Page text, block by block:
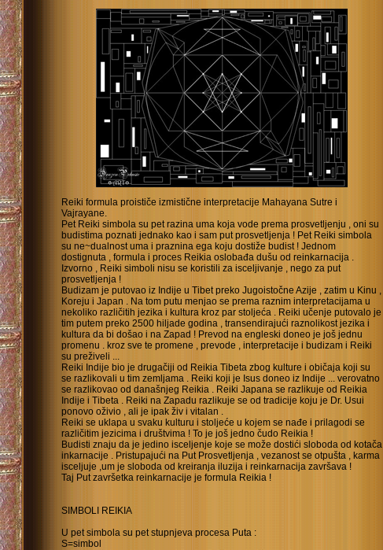
Reiki formula proističe izmistične interpretacije Mahayana Sutre i
Vajrayane.
Pet Reiki simbola su pet razina uma koja vode prema prosvetljenju , oni su
budistima poznati jednako kao i sam put prosvetljenja ! Pet Reiki simbola
su ne~dualnost uma i praznina ega koju dostiže budist ! Jednom
dostignuta , formula i proces Reikia oslobađa dušu od reinkarnacija .
Izvorno , Reiki simboli nisu se koristili za isceljivanje , nego za put
prosvetljenja !
Budizam je putovao iz Indije u Tibet preko Jugoistočne Azije , zatim u Kinu ,
Koreju i Japan . Na tom putu menjao se prema raznim interpretacijama u
nekoliko različitih jezika i kultura kroz par stoljeća . Reiki učenje putovalo je
tim putem preko 2500 hiljade godina , transendirajući raznolikost jezika i
kultura da bi došao i na Zapad ! Prevod na engleski doneo je još jednu
promenu . kroz sve te promene , prevode , interpretacije i budizam i Reiki
su preživeli ...
Reiki Indije bio je drugačiji od Reikia Tibeta zbog kulture i običaja koji su
se razlikovali u tim zemljama . Reiki koji je Isus doneo iz Indije ... verovatno
se razlikovao od današnjeg Reikia . Reiki Japana se razlikuje od Reikia
Indije i Tibeta . Reiki na Zapadu razlikuje se od tradicije koju je Dr. Usui
ponovo oživio , ali je ipak živ i vitalan .
Reiki se uklapa u svaku kulturu i stoljeće u kojem se nađe i prilagodi se
različitim jezicima i društvima ! To je još jedno čudo Reikia !
Budisti znaju da je jedino isceljenje koje se može dostići sloboda od kotača
inkarnacije . Pristupajući na Put Prosvetljenja , vezanost se otpušta , karma
isceljuje ,um je sloboda od kreiranja iluzija i reinkarnacija završava !
Taj Put završetka reinkarnacije je formula Reikia !
SIMBOLI REIKIA
U pet simbola su pet stupnjeva procesa Puta :
S=simbol